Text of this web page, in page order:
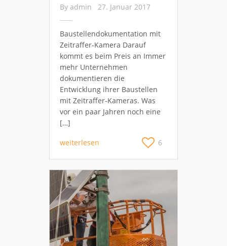
By admin 27. Januar 2017
Baustellendokumentation mit
Zeitraffer-Kamera Darauf
kommt es beim Preis an Immer
mehr Unternehmen
dokumentieren die
Entwicklung ihrer Baustellen
mit Zeitraffer-Kameras. Was
vor ein paar Jahren noch eine
[…]
weiterlesen 6